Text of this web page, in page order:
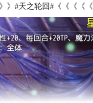
》#天之轮回#《《《《《